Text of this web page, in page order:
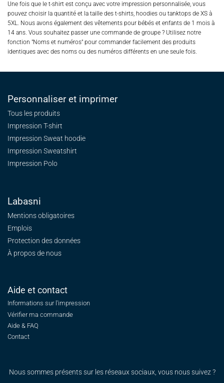
Une fois que le t-shirt est conçu avec votre impression personnalisée, vous
pouvez choisir la quantité et la taille des t-shirts, hoodies ou tanktops de XS à
5XL. Nous avons également des vêtements pour bébés et enfants de 1 mois à
14 ans. Vous souhaitez passer une commande de groupe ? Utilisez notre
fonction "Noms et numéros" pour commander facilement des produits
identiques avec des noms ou des numéros différents en une seule fois.
Personnaliser et imprimer
Tous les produits
Impression T-shirt
Impression Sweat hoodie
Impression Sweatshirt
Impression Polo
Labasni
Mentions obligatoires
Emplois
Protection des données
À propos de nous
Aide et contact
Informations sur l'impression
Vérifier ma commande
Aide & FAQ
Contact
Nous sommes présents sur les réseaux sociaux, vous nous suivez ?